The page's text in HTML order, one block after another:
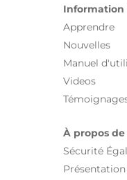
Information
Apprendre
Nouvelles
Manuel
Videos
À propos de
Sécurité